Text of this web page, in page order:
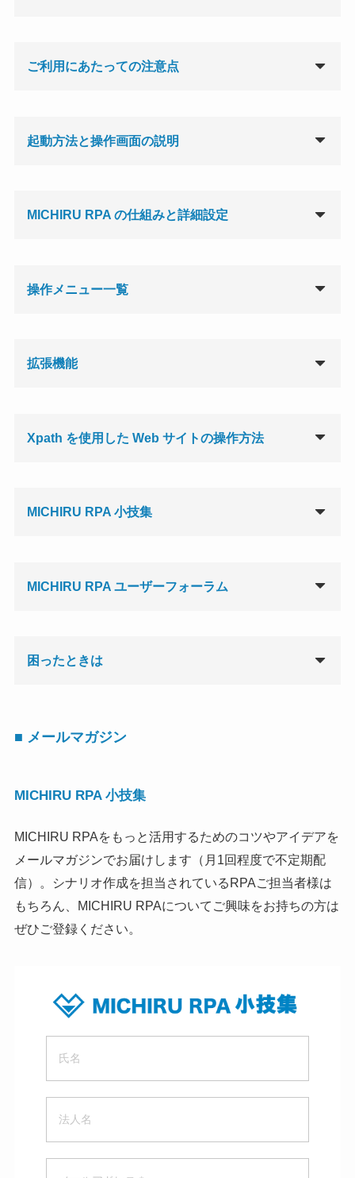
ご利用にあたっての注意点
起動方法と操作画面の説明
MICHIRU RPA の仕組みと詳細設定
操作メニュー一覧
拡張機能
Xpath を使用した Web サイトの操作方法
MICHIRU RPA 小技集
MICHIRU RPA ユーザーフォーラム
困ったときは
■ メールマガジン
MICHIRU RPA 小技集
MICHIRU RPAをもっと活用するためのコツやアイデアを
メールマガジンでお届けします（月1回程度で不定期配
信）。シナリオ作成を担当されているRPAご担当者様は
もちろん、MICHIRU RPAについてご興味をお持ちの方は
ぜひご登録ください。